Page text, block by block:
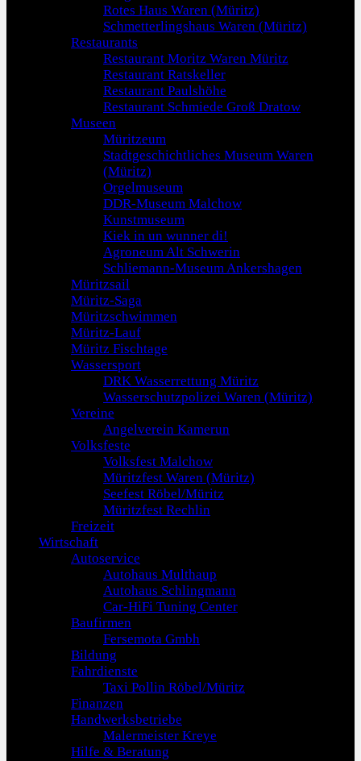
Rotes Haus Waren (Müritz)
Schmetterlingshaus Waren (Müritz)
Restaurants
Restaurant Moritz Waren Müritz
Restaurant Ratskeller
Restaurant Paulshöhe
Restaurant Schmiede Groß Dratow
Museen
Müritzeum
Stadtgeschichtliches Museum Waren
(Müritz)
Orgelmuseum
DDR-Museum Malchow
Kunstmuseum
Kiek in un wunner di!
Agroneum Alt Schwerin
Schliemann-Museum Ankershagen
Müritzsail
Müritz-Saga
Müritzschwimmen
Müritz-Lauf
Müritz Fischtage
Wassersport
DRK Wasserrettung Müritz
Wasserschutzpolizei Waren (Müritz)
Vereine
Angelverein Kamerun
Volksfeste
Volksfest Malchow
Müritzfest Waren (Müritz)
Seefest Röbel/Müritz
Müritzfest Rechlin
Freizeit
Wirtschaft
Autoservice
Autohaus Multhaup
Autohaus Schlingmann
Car-HiFi Tuning Center
Baufirmen
Fersemota Gmbh
Bildung
Fahrdienste
Taxi Pollin Röbel/Müritz
Finanzen
Handwerksbetriebe
Malermeister Kreye
Hilfe & Beratung